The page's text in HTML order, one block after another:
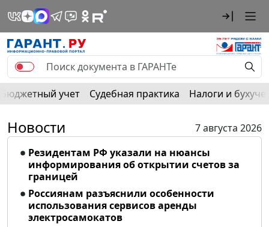
Бюджетный учет Судебная практика Налоги и
Новости
7 августа 2026
Резидентам РФ указали на нюансы
информирования об открытии счетов за
границей
Россиянам разъяснили особенности
использования сервисов аренды
электросамокатов